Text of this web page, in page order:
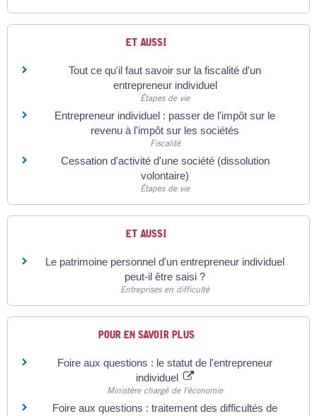
ET AUSSI
Tout ce qu'il faut savoir sur la fiscalité d'un
entrepreneur individuel
Étapes de vie
Entrepreneur individuel : passer de l'impôt sur le
revenu à l'impôt sur les sociétés
Fiscalité
Cessation d'activité d'une société (dissolution
volontaire)
Étapes de vie
ET AUSSI
Le patrimoine personnel d'un entrepreneur individuel
peut-il être saisi ?
Entreprises en difficulté
POUR EN SAVOIR PLUS
Foire aux questions : le statut de l'entrepreneur
individuel
Ministère chargé de l'économie
Foire aux questions : traitement des difficultés de